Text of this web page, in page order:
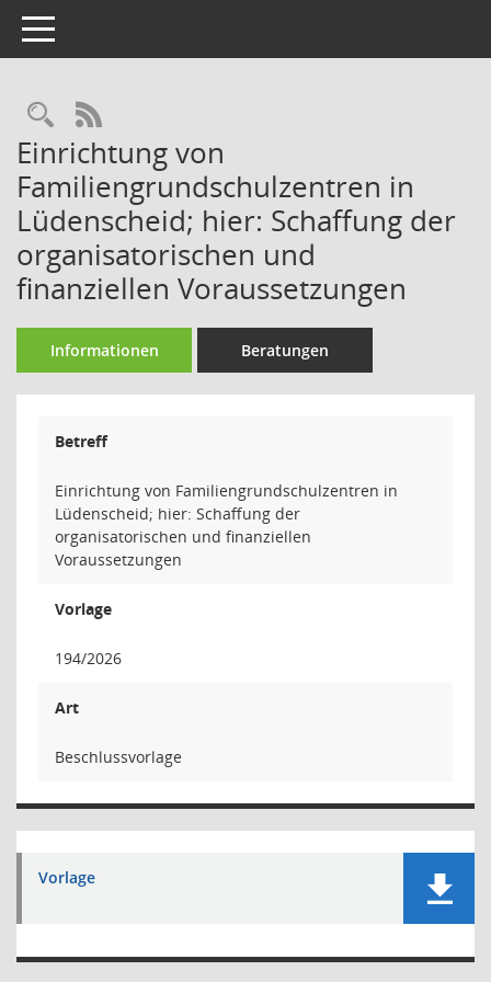
Toggle navigation
Rechercheauswahl
RSS-Feed
Einrichtung von
Familiengrundschulzentren in
Lüdenscheid; hier: Schaffung der
organisatorischen und
finanziellen Voraussetzungen
Informationen Beratungen
Betreff
Einrichtung von Familiengrundschulzentren in
Lüdenscheid; hier: Schaffung der
organisatorischen und finanziellen
Voraussetzungen
Vorlage
194/2026
Art
Beschlussvorlage
Vorlage